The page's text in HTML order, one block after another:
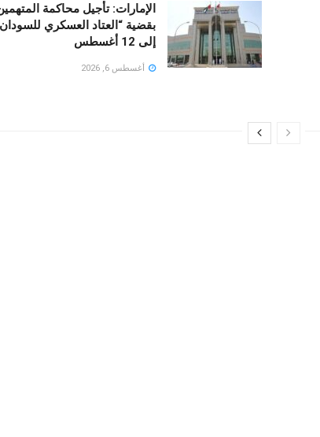
الإمارات: تأجيل محاكمة
بقضية “العتاد العسكري
إلى 12 أغسطس
أغسطس 6, 2026